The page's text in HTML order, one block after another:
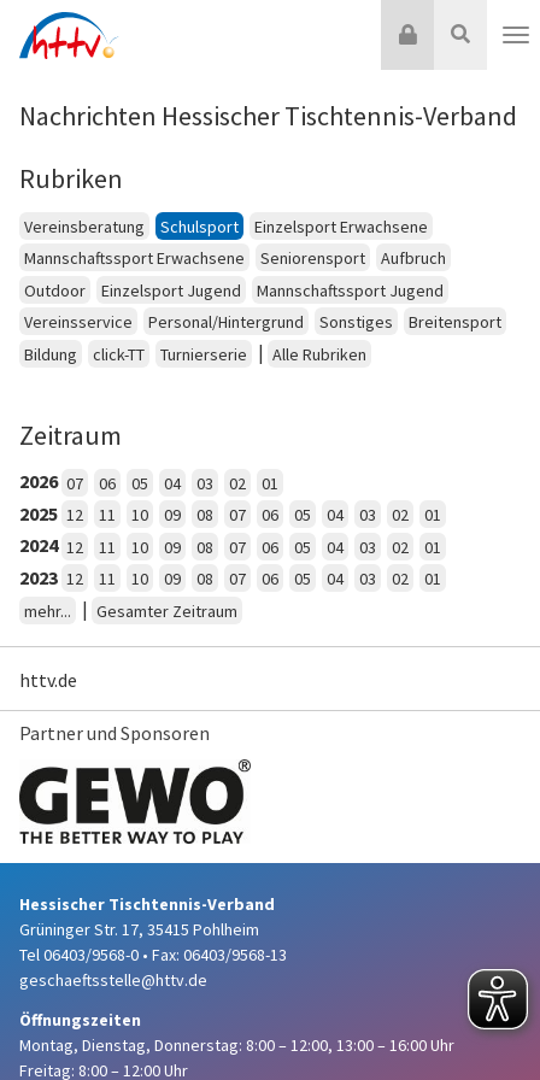
Inhalt
Suche
Login
Nachrichten Hessischer Tischtennis-Verband
Rubriken
Vereinsberatung Schulsport
Einzelsport Erwachsene
Mannschaftssport Erwachsene
Seniorensport
Aufbruch
Outdoor
Einzelsport Jugend
Mannschaftssport Jugend
Vereinsservice
Personal/Hintergrund Sonstiges
Breitensport
Bildung
click-TT Turnierserie | Alle Rubriken
Zeitraum
2026 07 06 05 04 03 02 01
2025 12 11 10 09 08 07 06 05 04 03 02 01
2024 12 11 10 09 08 07 06 05 04 03 02 01
2023 12 11 10 09 08 07 06 05 04 03 02
01
mehr...
| Gesamter Zeitraum
httv.de
Partner und Sponsoren
Hessischer Tischtennis-Verband
Grüninger Str. 17, 35415 Pohlheim
Tel 06403/9568-0 • Fax: 06403/9568-13
geschaeftsstelle@httv.de
Öffnungszeiten
Montag, Dienstag, Donnerstag: 8:00 – 12:00, 13:00 – 16:00 Uhr
Freitag: 8:00 – 12:00 Uhr